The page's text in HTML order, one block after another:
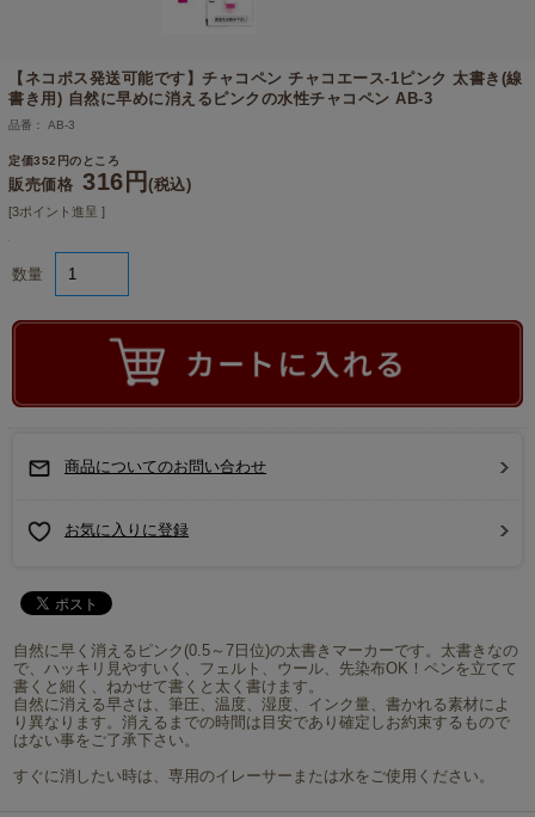
【ネコポス発送可能です】チャコペン チャコエース-1ピンク 太書き(線
書き用) 自然に早めに消えるピンクの水性チャコペン AB-3
品番： AB-3
定価352円のところ
販売価格 316円(税込)
[3ポイント進呈 ]
数量
商品についてのお問い合わせ
お気に入りに登録
自然に早く消えるピンク(0.5～7日位)の太書きマーカーです。太書きなの
で、ハッキリ見やすいく、フェルト、ウール、先染布OK！ペンを立てて
書くと細く、ねかせて書くと太く書けます。
自然に消える早さは、筆圧、温度、湿度、インク量、書かれる素材によ
り異なります。消えるまでの時間は目安であり確定しお約束するもので
はない事をご了承下さい。
すぐに消したい時は、専用のイレーサーまたは水をご使用ください。